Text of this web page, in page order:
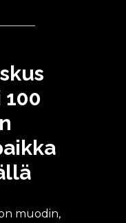
muodin,